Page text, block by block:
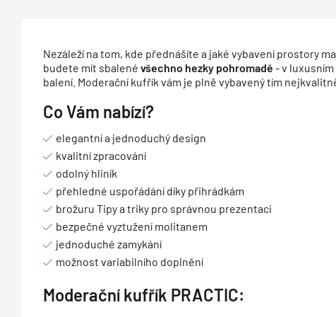
Nezáleží na tom, kde přednášíte a jaké vybavení prostory
budete mít sbalené všechno hezky pohromadě - v
balení. Moderační kufřík vám je plně vybavený tím
Co Vám nabízí?
elegantní a jednoduchý design
kvalitní zpracování
odolný hliník
přehledné uspořádání díky přihrádkám
brožuru Tipy a triky pro správnou prezentaci
bezpečné vyztužení molitanem
jednoduché zamykání
možnost variabilního doplnění
Moderační kufřík PRACTIC: